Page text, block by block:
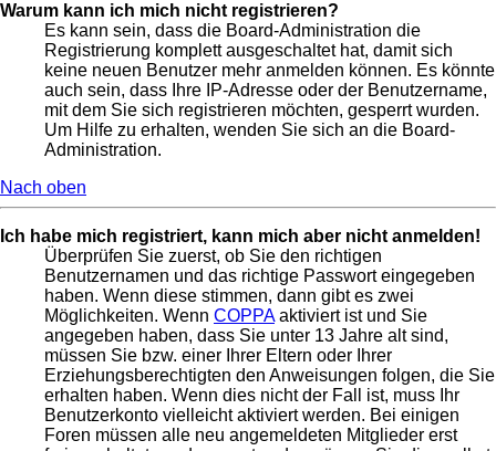
Warum kann ich mich nicht registrieren?
Es kann sein, dass die Board-Administration die
Registrierung komplett ausgeschaltet hat, damit sich
keine neuen Benutzer mehr anmelden können. Es könnte
auch sein, dass Ihre IP-Adresse oder der Benutzername,
mit dem Sie sich registrieren möchten, gesperrt wurden.
Um Hilfe zu erhalten, wenden Sie sich an die Board-
Administration.
Nach oben
Ich habe mich registriert, kann mich aber nicht anmelden!
Überprüfen Sie zuerst, ob Sie den richtigen
Benutzernamen und das richtige Passwort eingegeben
haben. Wenn diese stimmen, dann gibt es zwei
Möglichkeiten. Wenn COPPAaktiviert ist und Sie
angegeben haben, dass Sie unter 13 Jahre alt sind,
müssen Sie bzw. einer Ihrer Eltern oder Ihrer
Erziehungsberechtigten den Anweisungen folgen, die Sie
erhalten haben. Wenn dies nicht der Fall ist, muss Ihr
Benutzerkonto vielleicht aktiviert werden. Bei einigen
Foren müssen alle neu angemeldeten Mitglieder erst